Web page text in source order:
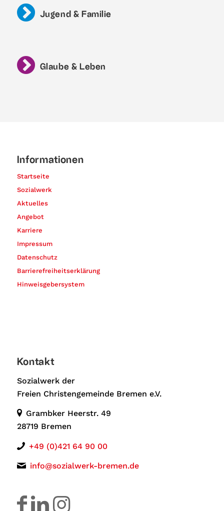
Jugend & Familie
Glaube & Leben
Informationen
Startseite
Sozialwerk
Aktuelles
Angebot
Karriere
Impressum
Datenschutz
Barrierefreiheitserklärung
Hinweisgebersystem
Kontakt
Sozialwerk der
Freien Christengemeinde Bremen e.V.
Grambker Heerstr. 49
28719 Bremen
+49 (0)421 64 90 00
info@sozialwerk-bremen.de